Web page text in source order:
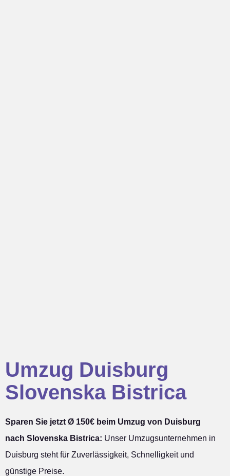
Umzug Duisburg
Slovenska Bistrica
Sparen Sie jetzt Ø 150€ beim Umzug von Duisburg
nach Slovenska Bistrica: Unser Umzugsunternehmen in
Duisburg steht für Zuverlässigkeit, Schnelligkeit und
günstige Preise.